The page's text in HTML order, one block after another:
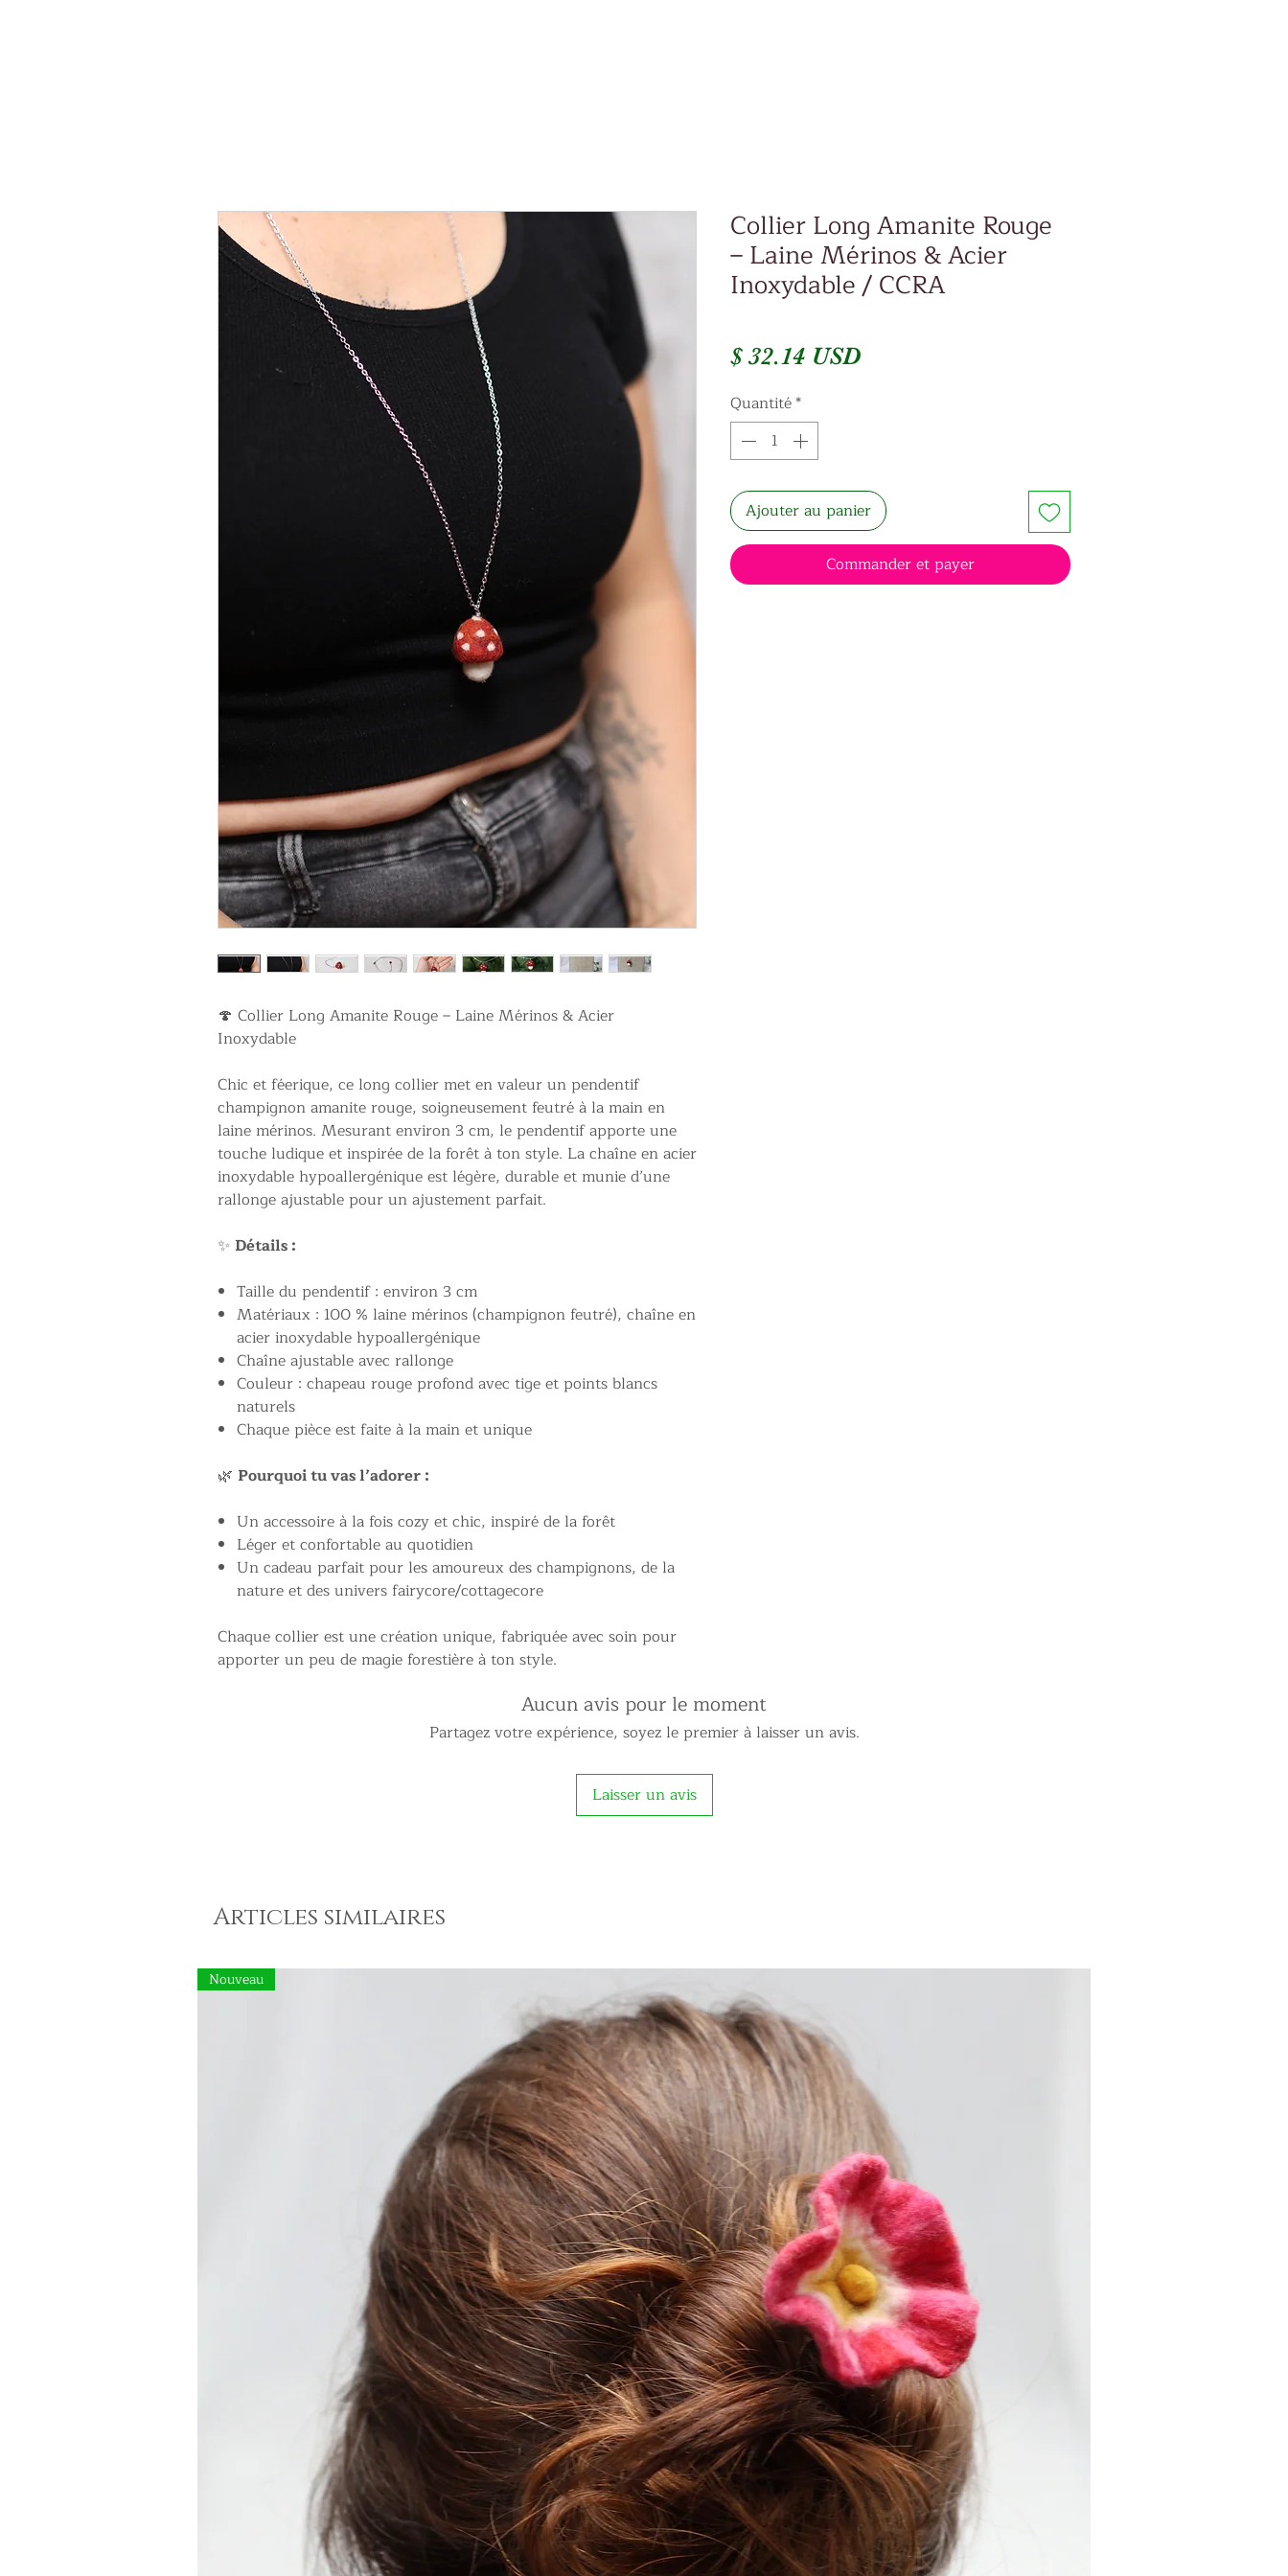
🍄 Collier Long Amanite Rouge – Laine Mérinos & Acier
Inoxydable
Chic et féerique, ce long collier met en valeur un pendentif
champignon amanite rouge, soigneusement feutré à la main en
laine mérinos. Mesurant environ 3 cm, le pendentif apporte une
touche ludique et inspirée de la forêt à ton style. La chaîne en acier
inoxydable hypoallergénique est légère, durable et munie d’une
rallonge ajustable pour un ajustement parfait.
✨ Détails :
Taille du pendentif : environ 3 cm
Matériaux : 100 % laine mérinos (champignon feutré), chaîne en
acier inoxydable hypoallergénique
Chaîne ajustable avec rallonge
Couleur : chapeau rouge profond avec tige et points blancs
naturels
Chaque pièce est faite à la main et unique
🌿 Pourquoi tu vas l’adorer :
Un accessoire à la fois cozy et chic, inspiré de la forêt
Léger et confortable au quotidien
Un cadeau parfait pour les amoureux des champignons, de la
nature et des univers fairycore/cottagecore
Chaque collier est une création unique, fabriquée avec soin pour
apporter un peu de magie forestière à ton style.
Collier Long Amanite Rouge
– Laine Mérinos & Acier
Inoxydable / CCRA
$ 32.14 USDPrix
Quantité*
Ajouter au panier
Commander et payer
Aucun avis pour le moment
Partagez votre expérience, soyez le premier à laisser un avis.
Laisser un avis
Articles similaires
Nouveau